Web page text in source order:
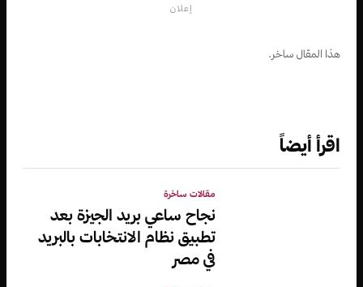
إعلان
هذا المقال ساخر.
اقرأ أيضاً
مقالات ساخرة
نجاح ساعي بريد الجيزة بعد
تطبيق نظام الانتخابات بالبريد
في مصر